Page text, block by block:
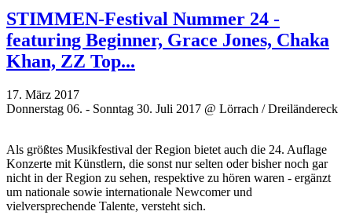
STIMMEN-Festival Nummer 24 -
featuring Beginner, Grace Jones, Chaka
Khan, ZZ Top...
17. März 2017
Donnerstag 06. - Sonntag 30. Juli 2017 @ Lörrach / Dreiländereck
Als größtes Musikfestival der Region bietet auch die 24. Auflage
Konzerte mit Künstlern, die sonst nur selten oder bisher noch gar
nicht in der Region zu sehen, respektive zu hören waren - ergänzt
um nationale sowie internationale Newcomer und
vielversprechende Talente, versteht sich.